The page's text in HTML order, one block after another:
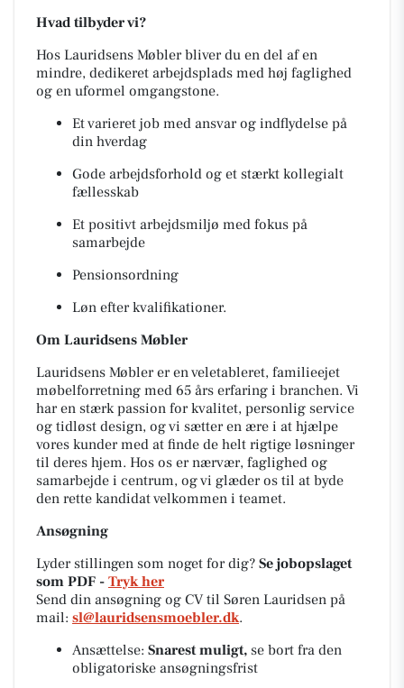
Hvad tilbyder vi?
Hos Lauridsens Møbler bliver du en del af en
mindre, dedikeret arbejdsplads med høj faglighed
og en uformel omgangstone.
Et varieret job med ansvar og indflydelse på
din hverdag
Gode arbejdsforhold og et stærkt kollegialt
fællesskab
Et positivt arbejdsmiljø med fokus på
samarbejde
Pensionsordning
Løn efter kvalifikationer.
Om Lauridsens Møbler
Lauridsens Møbler er en veletableret, familieejet
møbelforretning med 65 års erfaring i branchen. Vi
har en stærk passion for kvalitet, personlig service
og tidløst design, og vi sætter en ære i at hjælpe
vores kunder med at finde de helt rigtige løsninger
til deres hjem. Hos os er nærvær, faglighed og
samarbejde i centrum, og vi glæder os til at byde
den rette kandidat velkommen i teamet.
Ansøgning
Lyder stillingen som noget for dig? Se jobopslaget
som PDF - Tryk her
Send din ansøgning og CV til Søren Lauridsen på
mail: sl@lauridsensmoebler.dk.
Ansættelse: Snarest muligt, se bort fra den
obligatoriske ansøgningsfrist